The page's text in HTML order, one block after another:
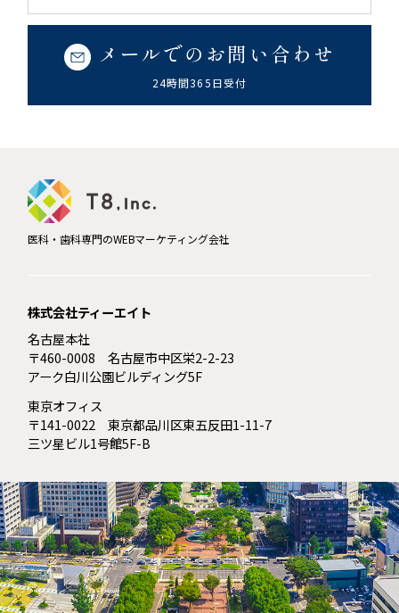
メールでのお問い合わせ
24時間365日受付
医科・歯科専門のWEBマーケティング会社
株式会社ティーエイト
名古屋本社
〒460-0008 名古屋市中区栄2-2-23
アーク白川公園ビルディング5F
東京オフィス
〒141-0022 東京都品川区東五反田1-11-7
三ツ星ビル1号館5F-B